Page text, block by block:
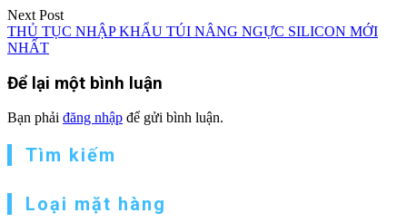
Next Post
THỦ TỤC NHẬP KHẨU TÚI NÂNG NGỰC SILICON MỚI
NHẤT
Để lại một bình luận
Bạn phải đăng nhập để gửi bình luận.
Tìm kiếm
Loại mặt hàng